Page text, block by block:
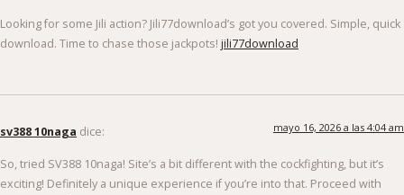
Looking for some Jili action? Jili77download’s got you covered. Simple, quick
download. Time to chase those jackpots! jili77download
sv388 10naga dice: mayo 16, 2026 a las 4:04 am
So, tried SV388 10naga! Site’s a bit different with the cockfighting, but it’s
exciting! Definitely a unique experience if you’re into that. Proceed with